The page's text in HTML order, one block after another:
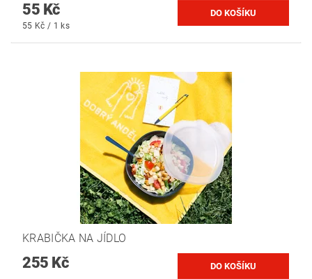
55 Kč
55 Kč / 1 ks
KRABIČKA NA JÍDLO
255 Kč